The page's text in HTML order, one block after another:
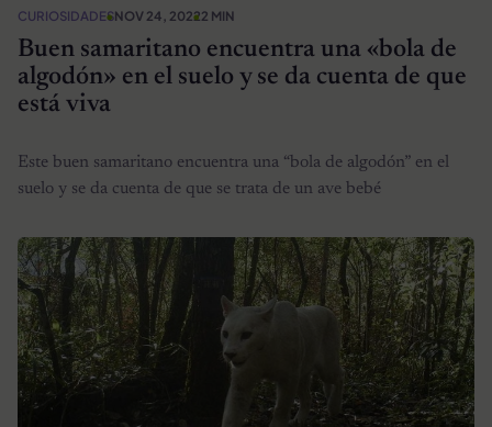
CURIOSIDADESNOV 24, 20222 MIN
Buen samaritano encuentra una «bola de
algodón» en el suelo y se da cuenta de que
está viva
Este buen samaritano encuentra una “bola de algodón” en el
suelo y se da cuenta de que se trata de un ave bebé